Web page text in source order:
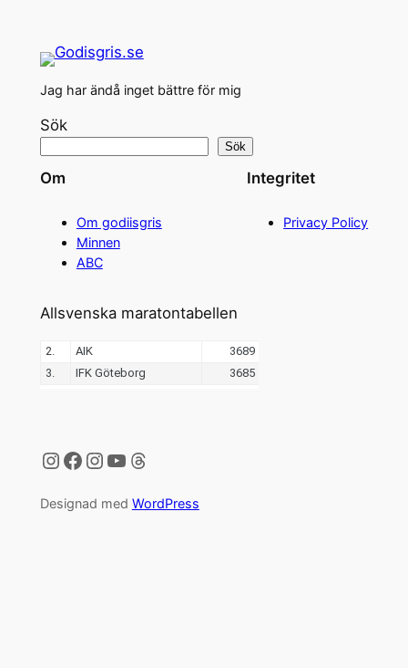
Jag har ändå inget bättre för mig
Sök
Sök
Om
Om godiisgris
Minnen
ABC
Integritet
Privacy Policy
Allsvenska maratontabellen
Instagram
Facebook
Instagram
YouTube
Threads
Designad med WordPress